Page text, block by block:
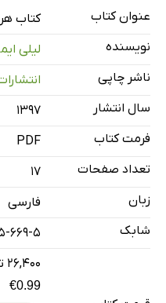
عنوان کتاب
کتاب
نویسنده
لیلی
ناشر چاپی
سال انتشار
۱۳۹۷
فرمت کتاب
PDF
تعداد صفحات
17
زبان
فارسی
شابک
669-5
۲۶,۴۰۰ تومان
€0.99